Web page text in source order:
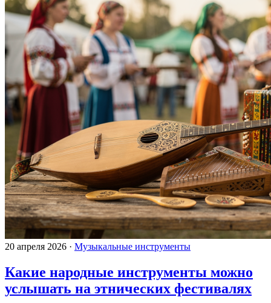
20 апреля 2026 · Музыкальные инструменты
Какие народные инструменты можно
услышать на этнических фестивалях